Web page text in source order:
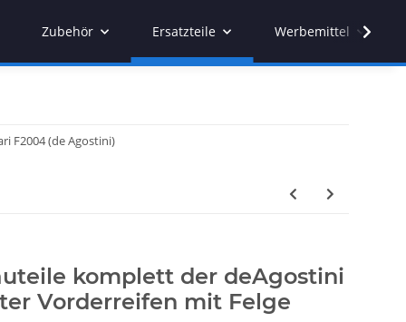
Zubehör Ersatzteile Werbemittel
F2004 (de Agostini)
komplett der deAgostini
Vorderreifen mit Felge